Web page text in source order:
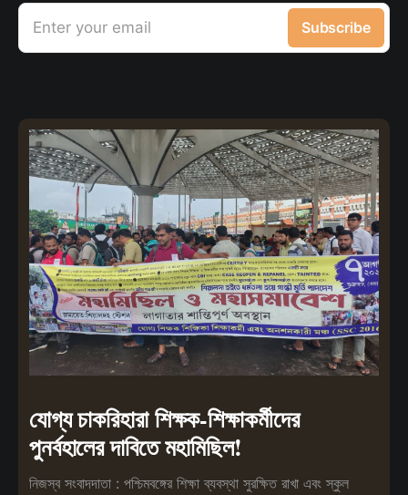
Enter your email Subscribe
যোগ্য চাকরিহারা শিক্ষক-শিক্ষাকর্মীদের
পুনর্বহালের দাবিতে মহামিছিল!
নিজস্ব সংবাদদাতা : পশ্চিমবঙ্গের শিক্ষা ব্যবস্থা সুরক্ষিত রাখা এবং স্কুল